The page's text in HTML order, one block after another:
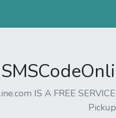
IS A FREE